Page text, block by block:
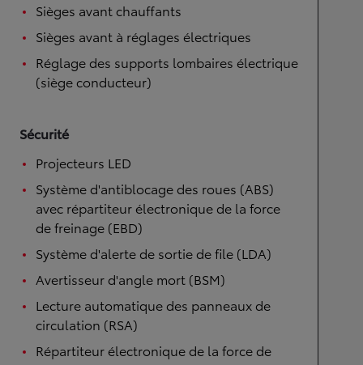
Sièges avant chauffants
Sièges avant à réglages électriques
Réglage des supports lombaires électrique
(siège conducteur)
Sécurité
Projecteurs LED
Système d'antiblocage des roues (ABS)
avec répartiteur électronique de la force
de freinage (EBD)
Système d'alerte de sortie de file (LDA)
Avertisseur d'angle mort (BSM)
Lecture automatique des panneaux de
circulation (RSA)
Répartiteur électronique de la force de